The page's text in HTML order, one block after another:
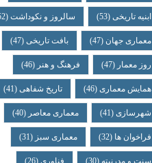
ابنیه تاریخی(53) سالروز و نکوداشت(52)
معماری جهان (47) بافت تاریخی(47)
روز معمار (47) فرهنگ و هنر (46)
همایش معماری(46) تاریخ شفاهی(41)
شهرسازی(41) معماری معاصر (40)
فراخوان ها (32) معماری سبز (31)
سنت و مدرنیته (30) فناوری(26)